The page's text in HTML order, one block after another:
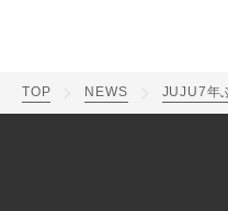
TOP NEWS JUJU7年